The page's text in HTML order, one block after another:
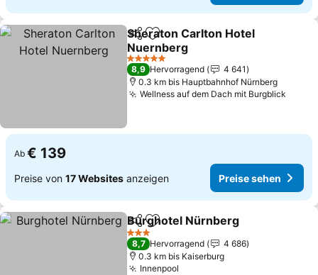
TeilenZu Favoriten hinzufügen
Sheraton Carlton Hotel
Nuernberg
Preise sehen
5 Sterne
8,9 Hervorragend
4 641
0.3 km bis Hauptbahnhof Nürnberg
Wellness auf dem Dach mit Burgblick
Ab € 139
Preise von 17 Websites anzeigen Preise sehen
TeilenZu Favoriten hinzufügen
Burghotel Nürnberg
3 Sterne
8,7 Hervorragend
4 686
0.3 km bis Kaiserburg
Innenpool